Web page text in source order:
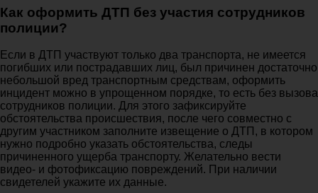
Как оформить ДТП без участия сотрудников
полиции?
Если в ДТП участвуют только два транспорта, не имеется
погибших или пострадавших лиц, был причинен достаточно
небольшой вред транспортным средствам, оформить
инцидент можно в упрощенном порядке, то есть без вызова
сотрудников полиции. Для этого зафиксируйте
обстоятельства происшествия, после чего совместно с
другим участником заполните извещение о ДТП, в котором
нужно подробно указать обстоятельства, следы
причиненного ущерба транспорту. Желательно вести
видео- и фотофиксацию повреждений. При наличии
свидетелей укажите их данные.